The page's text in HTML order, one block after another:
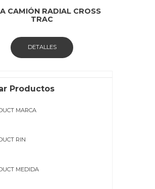
CAMIÓN RADIAL CROSS
TRAC
DETALLES
Productos